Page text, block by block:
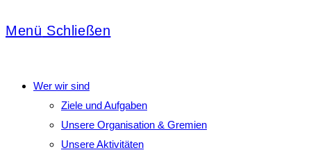
Menü Schließen
Wer wir sind
Ziele und Aufgaben
Unsere Organisation & Gremien
Unsere Aktivitäten